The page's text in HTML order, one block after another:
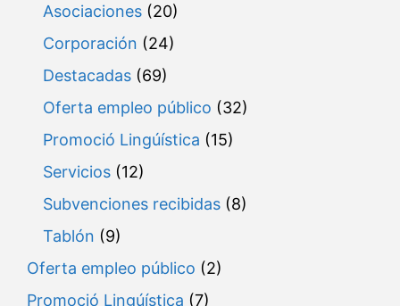
Asociaciones (20)
Corporación (24)
Destacadas (69)
Oferta empleo público (32)
Promoció Lingúística (15)
Servicios (12)
Subvenciones recibidas (8)
Tablón (9)
Oferta empleo público (2)
Promoció Lingúística (7)